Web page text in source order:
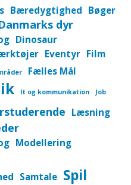
Bæredygtighed Bøger
dyr
Dinosaur
Eventyr Film
Fælles Mål
It og kommunikation Job
Læsning
Modellering
Samtale Spil